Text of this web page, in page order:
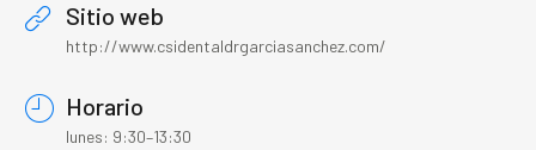
Sitio web
http://www.csidentaldrgarciasanchez.com/
Horario
lunes: 9:30–13:30